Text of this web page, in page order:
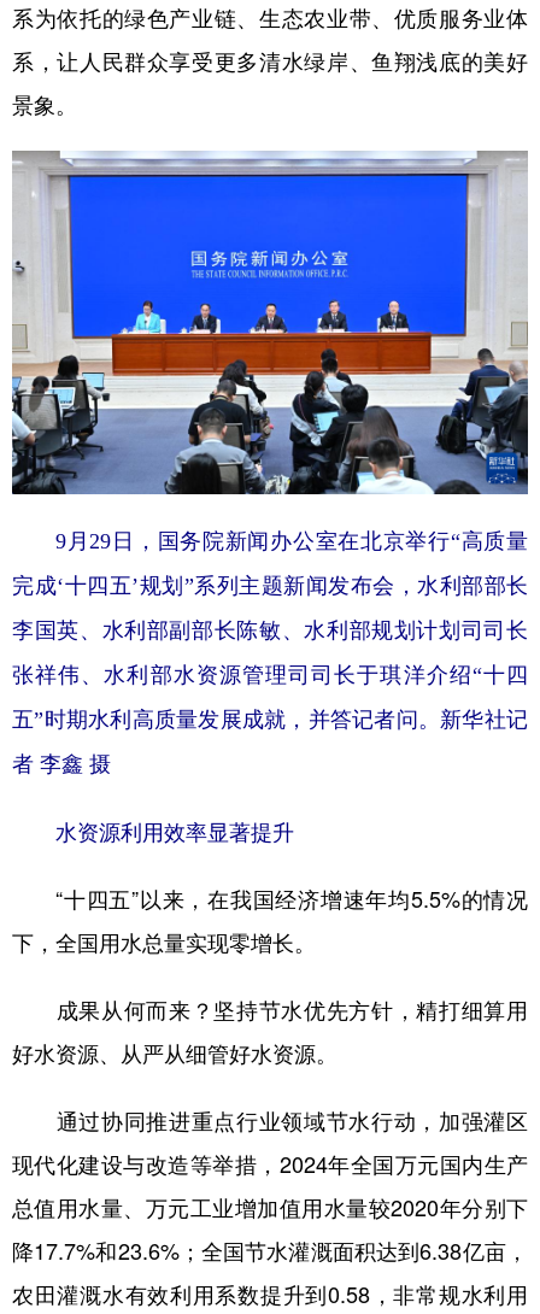
系为依托的绿色产业链、生态农业带、优质服务业体
系，让人民群众享受更多清水绿岸、鱼翔浅底的美好
景象。
9月29日，国务院新闻办公室在北京举行“高质量
完成‘十四五’规划”系列主题新闻发布会，水利部部长
李国英、水利部副部长陈敏、水利部规划计划司司长
张祥伟、水利部水资源管理司司长于琪洋介绍“十四
五”时期水利高质量发展成就，并答记者问。新华社记
者 李鑫 摄
水资源利用效率显著提升
“十四五”以来，在我国经济增速年均5.5%的情况
下，全国用水总量实现零增长。
成果从何而来？坚持节水优先方针，精打细算用
好水资源、从严从细管好水资源。
通过协同推进重点行业领域节水行动，加强灌区
现代化建设与改造等举措，2024年全国万元国内生产
总值用水量、万元工业增加值用水量较2020年分别下
降17.7%和23.6%；全国节水灌溉面积达到6.38亿亩，
农田灌溉水有效利用系数提升到0.58，非常规水利用